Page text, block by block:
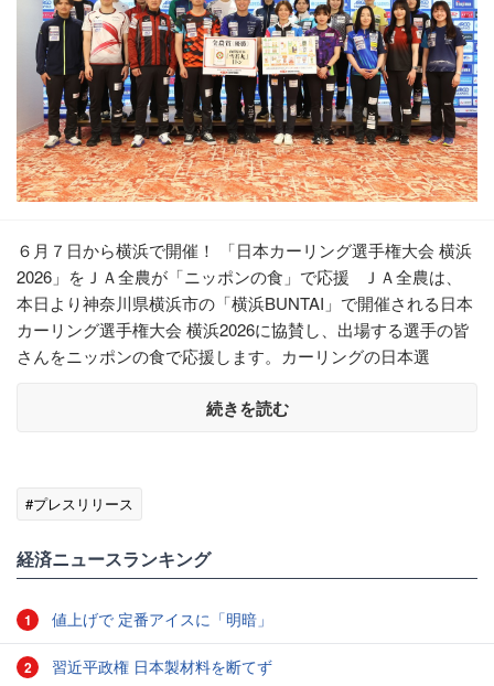
６月７日から横浜で開催！ 「日本カーリング選手権大会 横浜
2026」をＪＡ全農が「ニッポンの食」で応援 ＪＡ全農は、
本日より神奈川県横浜市の「横浜BUNTAI」で開催される日本
カーリング選手権大会 横浜2026に協賛し、出場する選手の皆
さんをニッポンの食で応援します。カーリングの日本選
続きを読む
#プレスリリース
経済ニュースランキング
1 値上げで 定番アイスに「明暗」
2 習近平政権 日本製材料を断てず